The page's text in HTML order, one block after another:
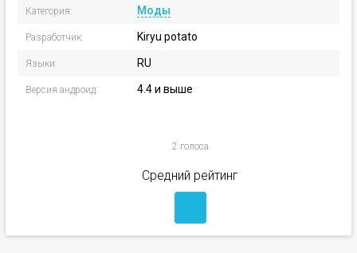
Категория: Моды
Разработчик: Kiryu potato
Языки: RU
Версия андроид: 4.4 и выше
2 голоса
Средний рейтинг